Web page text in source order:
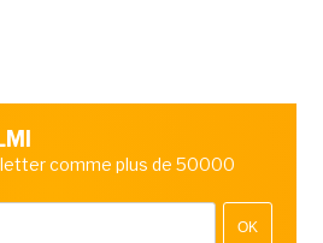
comme plus de 50000
OK